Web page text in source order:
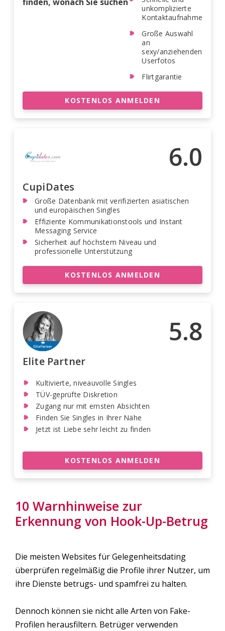
unkomplizierte
Kontaktaufnahme
Große Auswahl
an
sexy/anziehenden
Userfotos
Flirtgarantie
KOSTENLOS ANMELDEN
6.0
CupiDates
Große Datenbank mit verifizierten asiatischen
und europäischen Singles
Effiziente Kommunikationstools und Instant
Messaging Service
Sicherheit auf höchstem Niveau und
professionelle Unterstützung
KOSTENLOS ANMELDEN
5.8
Elite Partner
Kultivierte, niveauvolle Singles
TÜV-geprüfte Diskretion
Zugang nur mit ernsten Absichten
Finden Sie Singles in Ihrer Nähe
Jetzt ist Liebe sehr leicht zu finden
KOSTENLOS ANMELDEN
10 Warnhinweise zur
Erkennung von Hook-Up-Betrug
Die meisten Websites für Gelegenheitsdating
überprüfen regelmäßig die Profile ihrer Nutzer, um
ihre Dienste betrugs- und spamfrei zu halten.
Dennoch können sie nicht alle Arten von Fake-
Profilen herausfiltern. Betrüger verwenden